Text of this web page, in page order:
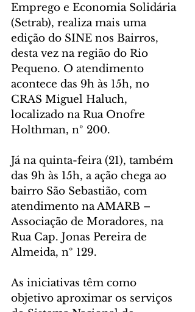
Emprego e Economia Solidária
(Setrab), realiza mais uma
edição do SINE nos Bairros,
desta vez na região do Rio
Pequeno. O atendimento
acontece das 9h às 15h, no
CRAS Miguel Haluch,
localizado na Rua Onofre
Holthman, nº 200.
Já na quinta-feira (21), também
das 9h às 15h, a ação chega ao
bairro São Sebastião, com
atendimento na AMARB –
Associação de Moradores, na
Rua Cap. Jonas Pereira de
Almeida, nº 129.
As iniciativas têm como
objetivo aproximar os serviços